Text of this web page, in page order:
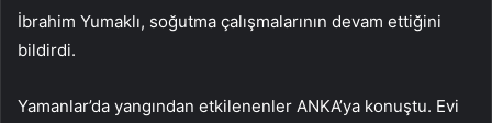
İbrahim Yumaklı, soğutma çalışmalarının devam ettiğini
bildirdi.
Yamanlar’da yangından etkilenenler ANKA’ya konuştu. Evi